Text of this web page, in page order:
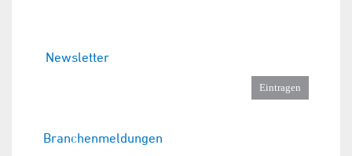
Newsletter
Branchenmeldungen